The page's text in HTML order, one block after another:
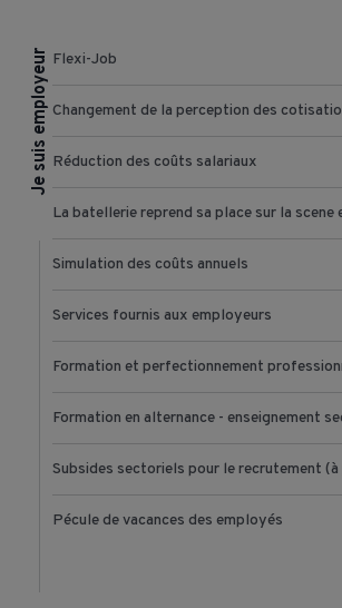
Je suis employeur Flexi-Job
Changement de la perception des
Réduction des coûts salariaux
La batellerie reprend sa place sur la scene
Simulation des coûts annuels
Services fournis aux employeurs
Formation et perfectionnement
Formation en alternance - enseignement
Pécule de vacances des employés